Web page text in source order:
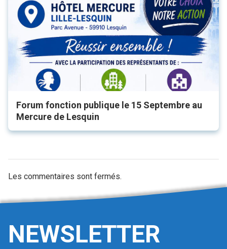
Forum fonction publique le 15 Septembre au
Mercure de Lesquin
Les commentaires sont fermés.
NEWSLETTER